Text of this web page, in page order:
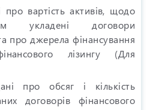
вартість активів, щодо
укладені договори
про джерела фінансування
лізингу (Для
про обсяг і кількість
договорів фінансового